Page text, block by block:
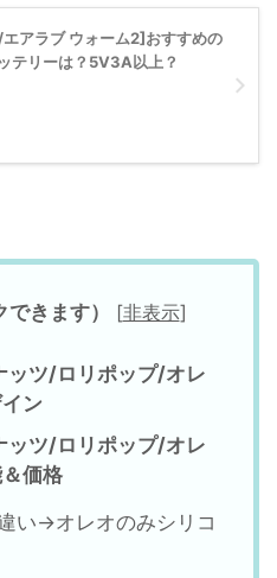
アラブ ウォーム2]おすすめの
テリーは？5V3A以上？
きます） [非表示]
ッツ/ロリポップ/オレ
ン
ッツ/ロリポップ/オレ
価格
い→オレオのみシリコ